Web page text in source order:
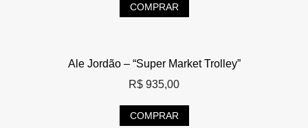
COMPRAR
Ale Jordão – “Super Market Trolley”
R$ 935,00
COMPRAR